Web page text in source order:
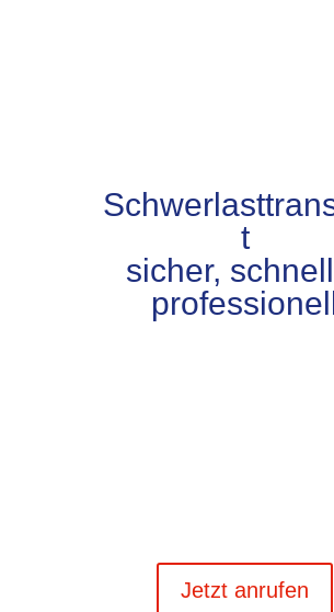
t
sicher,
professionell
Jetzt anrufen